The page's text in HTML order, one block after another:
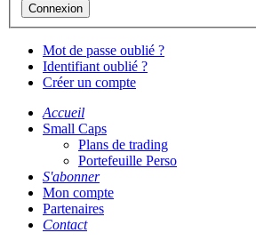
Mot de passe oublié ?
Identifiant oublié ?
Créer un compte
Accueil
Small Caps
Plans de trading
Portefeuille Perso
S'abonner
Mon compte
Partenaires
Contact